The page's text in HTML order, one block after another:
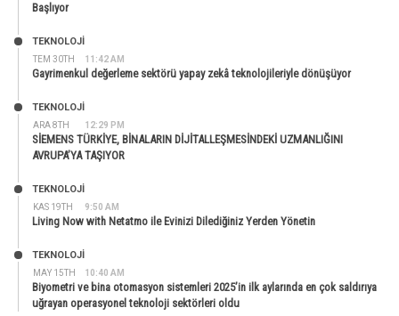
Başlıyor
TEM 30TH 11:42 AM
TEKNOLOJİ
Gayrimenkul değerleme sektörü yapay zekâ teknolojileriyle dönüşüyor
ARA 8TH 12:29 PM
TEKNOLOJİ
SİEMENS TÜRKİYE, BİNALARIN DİJİTALLEŞMESİNDEKİ UZMANLIĞINI
AVRUPA’YA TAŞIYOR
KAS 19TH 9:50 AM
TEKNOLOJİ
Living Now with Netatmo ile Evinizi Dilediğiniz Yerden Yönetin
MAY 15TH 10:40 AM
TEKNOLOJİ
Biyometri ve bina otomasyon sistemleri 2025’in ilk aylarında en çok saldırıya
uğrayan operasyonel teknoloji sektörleri oldu